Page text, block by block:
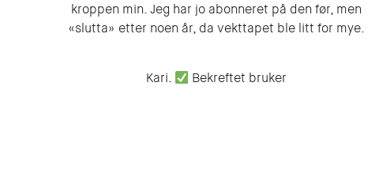
kroppen min. Jeg har jo abonneret på den før, men
«slutta» etter noen år, da vekttapet ble litt for mye.
Kari. Bekreftet bruker